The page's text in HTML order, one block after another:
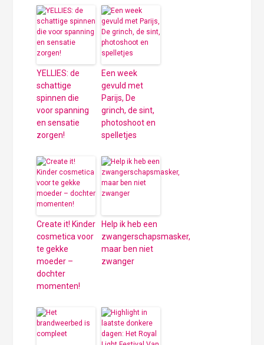
YELLIES: de
schattige
spinnen die
voor spanning
en sensatie
zorgen!
Een week
gevuld met
Parijs, De
grinch, de sint,
photoshoot en
spelletjes
Create it! Kinder
cosmetica voor
te gekke
moeder –
dochter
momenten!
Help ik heb een
zwangerschapsmasker,
maar ben niet
zwanger